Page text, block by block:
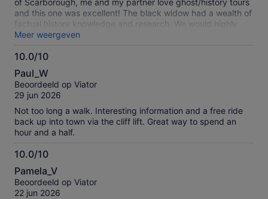
of Scarborough, me and my partner love ghost/history tours
and this one was excellent! The black widow had a wealth of
factual history knowledge and research. We would highly
recommend this tour
Meer weergeven
10.0/10
10.0
van
10
Paul_W
Beoordeeld op Viator
29 jun 2026
Not too long a walk. Interesting information and a free ride
back up into town via the cliff lift. Great way to spend an
hour and a half.
10.0/10
10.0
van
10
Pamela_V
Beoordeeld op Viator
22 jun 2026